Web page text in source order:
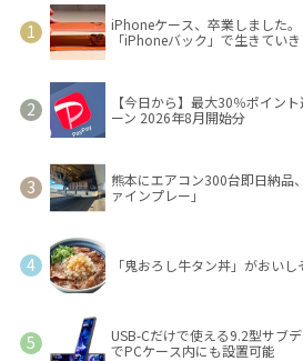
iPhoneケース、卒業しました
「iPhoneバック」で生きていき
【今日から】最大30％ポイン
ーン 2026年8月開始分
熊本にエアコン300台即日納品
ァインプレー」
「鬼おろし牛タン丼」がおい
USB-Cだけで使える9.2型サブ
でPCケース内にも設置可能